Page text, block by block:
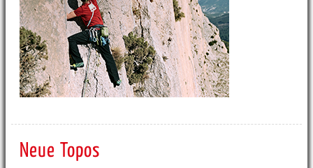
Neue Topos